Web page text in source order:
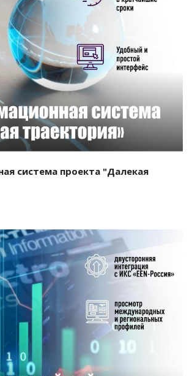
Смотреть проект
система проекта "Далекая
Смотреть проект